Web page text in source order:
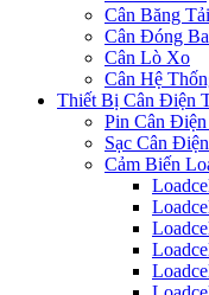
Cân Băng Tải
Cân Đóng
Cân Lò Xo
Cân Hệ
Thiết Bị Cân Điện
Pin Cân
Sạc Cân
Cảm Biến